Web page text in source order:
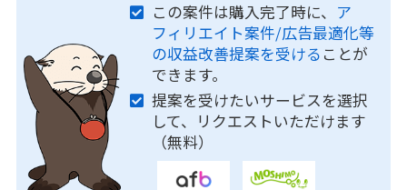
この案件は購入完了時に、 ア
フィリエイト案件/広告最適化等
の収益改善提案を受ける ことが
できます。
提案を受けたいサービスを選択
して、リクエストいただけます
（無料）